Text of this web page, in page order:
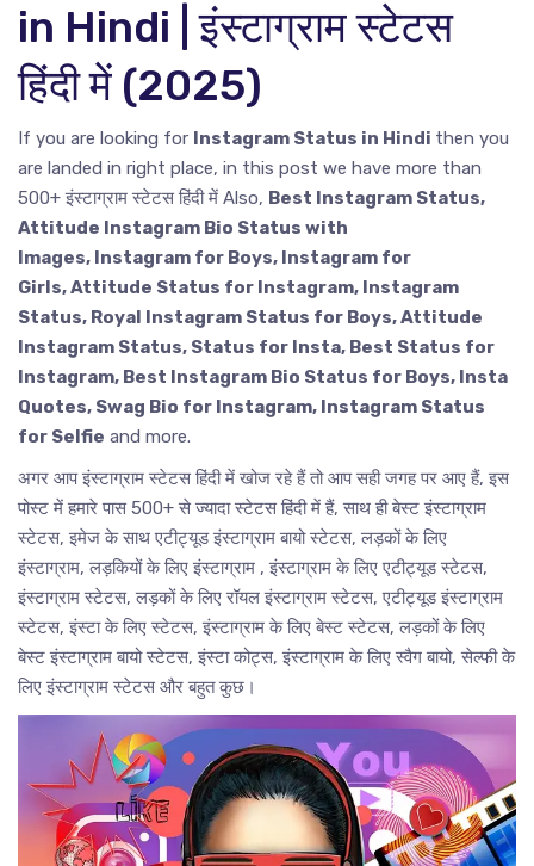
in Hindi | इंस्टाग्राम स्टेटस
हिंदी में (2025)
If you are looking for Instagram Status in Hindi then you
are landed in right place, in this post we have more than
500+ इंस्टाग्राम स्टेटस हिंदी में Also, Best Instagram Status,
Attitude Instagram Bio Status with
Images, Instagram for Boys, Instagram for
Girls, Attitude Status for Instagram, Instagram
Status, Royal Instagram Status for Boys, Attitude
Instagram Status, Status for Insta, Best Status for
Instagram, Best Instagram Bio Status for Boys, Insta
Quotes, Swag Bio for Instagram, Instagram Status
for Selfie and more.
अगर आप इंस्टाग्राम स्टेटस हिंदी में खोज रहे हैं तो आप सही जगह पर आए हैं, इस
पोस्ट में हमारे पास 500+ से ज्यादा स्टेटस हिंदी में हैं, साथ ही बेस्ट इंस्टाग्राम
स्टेटस, इमेज के साथ एटीट्यूड इंस्टाग्राम बायो स्टेटस, लड़कों के लिए
इंस्टाग्राम, लड़कियों के लिए इंस्टाग्राम , इंस्टाग्राम के लिए एटीट्यूड स्टेटस,
इंस्टाग्राम स्टेटस, लड़कों के लिए रॉयल इंस्टाग्राम स्टेटस, एटीट्यूड इंस्टाग्राम
स्टेटस, इंस्टा के लिए स्टेटस, इंस्टाग्राम के लिए बेस्ट स्टेटस, लड़कों के लिए
बेस्ट इंस्टाग्राम बायो स्टेटस, इंस्टा कोट्स, इंस्टाग्राम के लिए स्वैग बायो, सेल्फी के
लिए इंस्टाग्राम स्टेटस और बहुत कुछ।